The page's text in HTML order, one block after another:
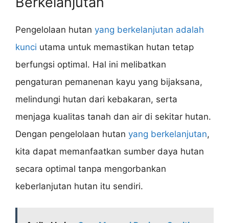
Pengelolaan hutan yang berkelanjutan adalah
kunci utama untuk memastikan hutan tetap
berfungsi optimal. Hal ini melibatkan
pengaturan pemanenan kayu yang bijaksana,
melindungi hutan dari kebakaran, serta
menjaga kualitas tanah dan air di sekitar hutan.
Dengan pengelolaan hutan yang berkelanjutan,
kita dapat memanfaatkan sumber daya hutan
secara optimal tanpa mengorbankan
keberlanjutan hutan itu sendiri.